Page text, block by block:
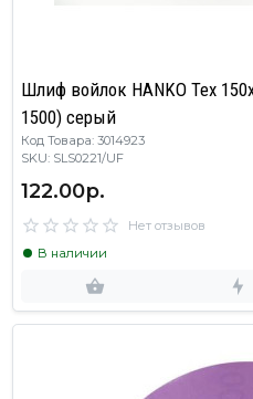
Шлиф войлок HANKO Tex
1500) серый
Код Товара: 3014923
SKU: SLS0221/UF
122.00р.
Нет отзывов
В наличии